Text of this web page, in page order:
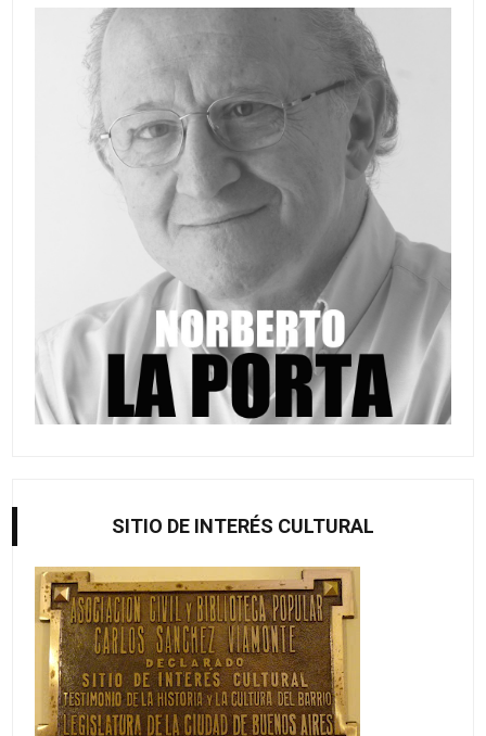
SITIO DE INTERÉS CULTURAL